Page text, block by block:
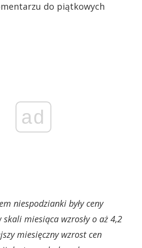
do piątkowych
ad
niespodzianki były ceny
miesiąca wzrosły o aż 4,2
miesięczny wzrost cen